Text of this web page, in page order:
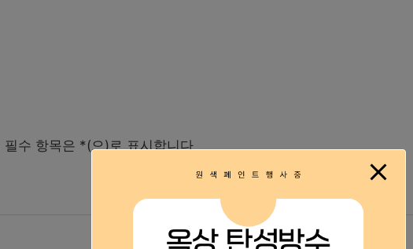
필수 항목은 *(으)로 표시합니다